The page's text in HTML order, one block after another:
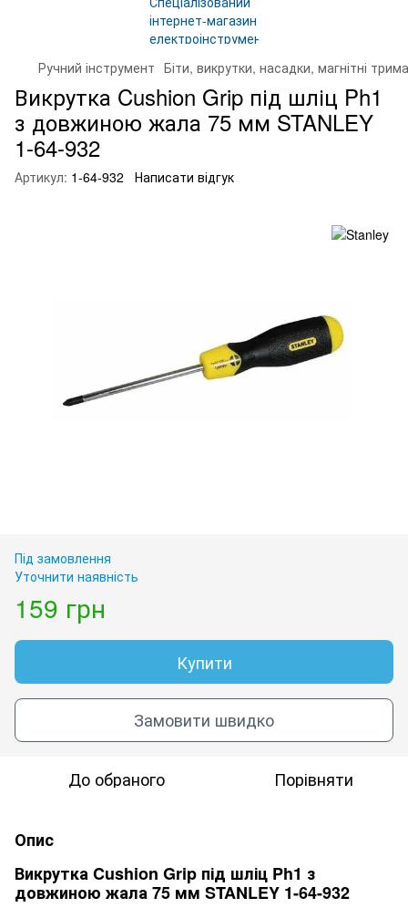
Ручний інструмент Біти, викрутки, насадки, магнітні
Викрутка Cushion Grip під шліц Ph1
з довжиною жала 75 мм STANLEY
1-64-932
Артикул: 1-64-932 Написати відгук
Під замовлення
Уточнити наявність
159 грн
Купити
Замовити швидко
До обраного Порівняти
Опис
Викрутка Cushion Grip під шліц Ph1 з
довжиною жала 75 мм STANLEY 1-64-932